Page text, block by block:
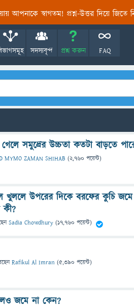
আপনাকে স্বাগতম! প্রশ্ন-উত্তর দিয়ে জিতে
সদস্যবৃন্দ প্রশ্ন করুন FAQ
সমুদ্রের উচ্চতা কতটা বাড়তে
MYMO ZAMAN SHIHAB (2,760 পয়েন্ট)
খুললে উপরের দিকে বরফের কুচি
Sadia Chowdhury (17,760 পয়েন্ট)
Rafikul Al Imran (5,390 পয়েন্ট)
জমে না কেন?